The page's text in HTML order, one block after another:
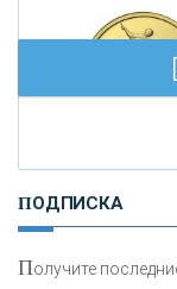
И
сохранения
ПОДПИСКА
Получите